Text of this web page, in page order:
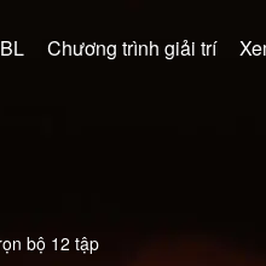
BL Chương trình giải trí
bộ 12 tập